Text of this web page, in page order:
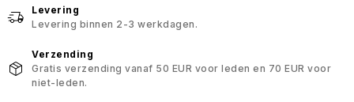
Levering
Levering binnen 2-3 werkdagen.
Verzending
Gratis verzending vanaf 50 EUR voor leden en 70 EUR voor
niet-leden.